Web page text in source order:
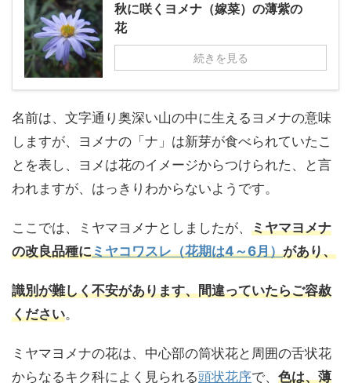
秋に咲くヨメナ（嫁菜）の薄紫の
花
続きを見る
名前は、文字通り奥深い山の中に生えるヨメナの意味
しますが、ヨメナの「ナ」は新芽が食べられていたこ
とを表し、ヨメは花のイメージからつけられた、と言
われますが、はっきりわからないようです。
ここでは、ミヤマヨメナとしましたが、 ミヤマヨメナ
の改良品種にミヤコワスレ（花期は4～6月）があり、
識別が難しく不安があります、間違っていたらご容赦
ください。
ミヤマヨメナの花は、中心部の筒状花と周囲の舌状花
からなるキク科によく見られる頭状花序で、 色は、薄